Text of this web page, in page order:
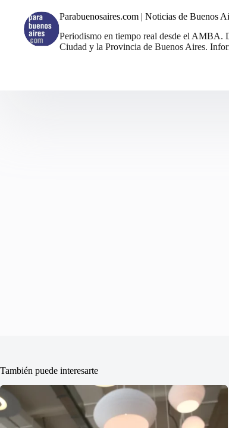
Parabuenosaires.com | Noticias de Buenos
Periodismo en tiempo real desde el AMBA.
Ciudad y la Provincia de Buenos Aires.
También puede interesarte